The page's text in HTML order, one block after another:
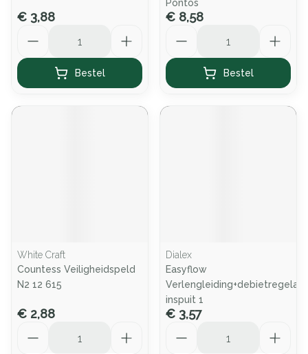
€ 3,88
Bestel
Pontos
€ 8,58
Bestel
White Craft
Countess Veiligheidspeld
N2 12 615
€ 2,88
Dialex
Easyflow
inspuit 1
€ 3,57